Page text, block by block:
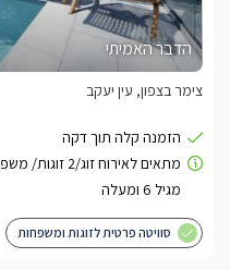
הדבר האמיתי
צימר בצפון, עין יעקב
סוויטה פרטית לזוגות ומשפחות